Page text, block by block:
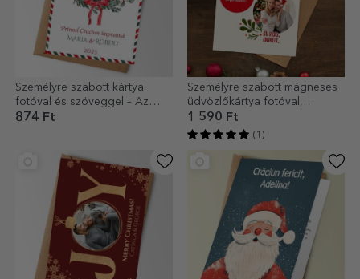
Személyre szabott kártya
fotóval és szöveggel – Az
első közös karácsony
874 Ft
Személyre szabott mágneses
üdvözlőkártya fotóval,
karácsonyi dísz formájában,
pároknak
1 590 Ft
(1)